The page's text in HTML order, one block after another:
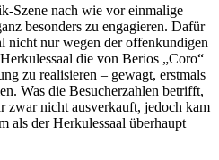
Szene nach wie vor einmalige
besonders zu engagieren. Dafür
nicht nur wegen der offenkundigen
die von Berios „Coro“
zu realisieren – gewagt, erstmals
Was die Besucherzahlen betrifft,
zwar nicht ausverkauft, jedoch kam
als der Herkulessaal überhaupt